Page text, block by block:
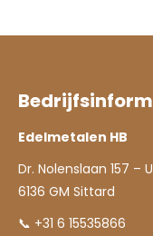
Edelmetalen HB
Dr. Nolenslaan 157 –
6136 GM Sittard
📞 +31 6 15535866